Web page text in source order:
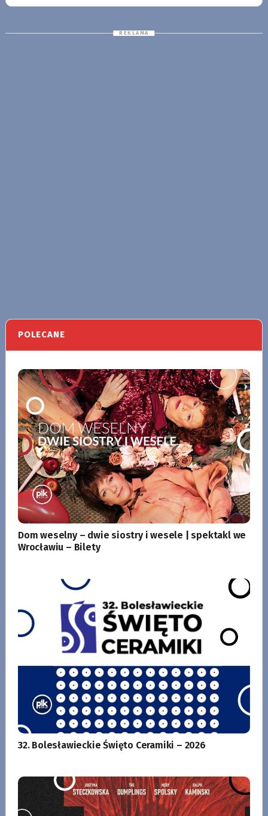
POLECANE
Dom weselny – dwie siostry i wesele | spektakl we
Wrocławiu – Bilety
32. Bolesławieckie Święto Ceramiki – 2026